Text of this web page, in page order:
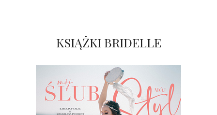
KSIĄŻKI BRIDELLE